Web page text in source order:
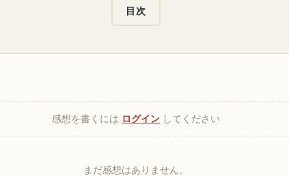
目次
感想を書くには ログイン してください
まだ感想はありません。